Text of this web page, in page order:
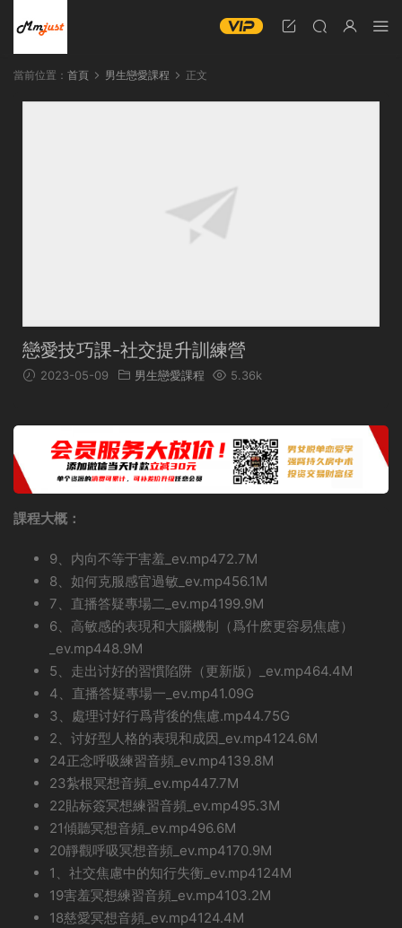
當前位置： 首頁 男生戀愛課程 正文
戀愛技巧課-社交提升訓練營
2023-05-09 男生戀愛課程 5.36k
課程大概：
9、内向不等于害羞_ev.mp472.7M
8、如何克服感官過敏_ev.mp456.1M
7、直播答疑專場二_ev.mp4199.9M
6、高敏感的表現和大腦機制（爲什麽更容易焦慮）
_ev.mp448.9M
5、走出讨好的習慣陷阱（更新版）_ev.mp464.4M
4、直播答疑專場一_ev.mp41.09G
3、處理讨好行爲背後的焦慮.mp44.75G
2、讨好型人格的表現和成因_ev.mp4124.6M
24正念呼吸練習音頻_ev.mp4139.8M
23紮根冥想音頻_ev.mp447.7M
22貼标簽冥想練習音頻_ev.mp495.3M
21傾聽冥想音頻_ev.mp496.6M
20靜觀呼吸冥想音頻_ev.mp4170.9M
1、社交焦慮中的知行失衡_ev.mp4124M
19害羞冥想練習音頻_ev.mp4103.2M
18慈愛冥想音頻_ev.mp4124.4M